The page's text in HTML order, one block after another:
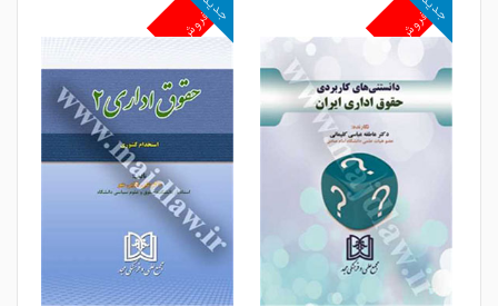
مشاهده و خرید
پرفروش
جدید
مشاهده و خرید
پرفروش
جدید